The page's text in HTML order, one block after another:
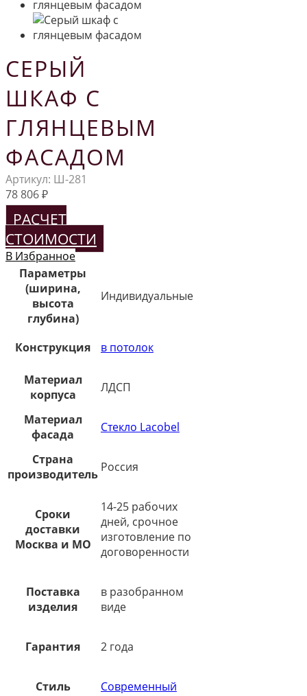
СЕРЫЙ
ШКАФ С
ГЛЯНЦЕВЫМ
ФАСАДОМ
Артикул: Ш-281
78 806₽
РАСЧЕТ
СТОИМОСТИ
В Избранное
Параметры
(ширина,
высота
глубина)
Индивидуальные
Конструкция в потолок
Материал
корпуса
ЛДСП
Материал
фасада
Стекло Lacobel
Страна
производитель Россия
Сроки
доставки
Москва и МО
14-25 рабочих
дней, срочное
изготовление по
договоренности
Поставка
изделия
в разобранном
виде
Гарантия 2 года
Стиль Современный